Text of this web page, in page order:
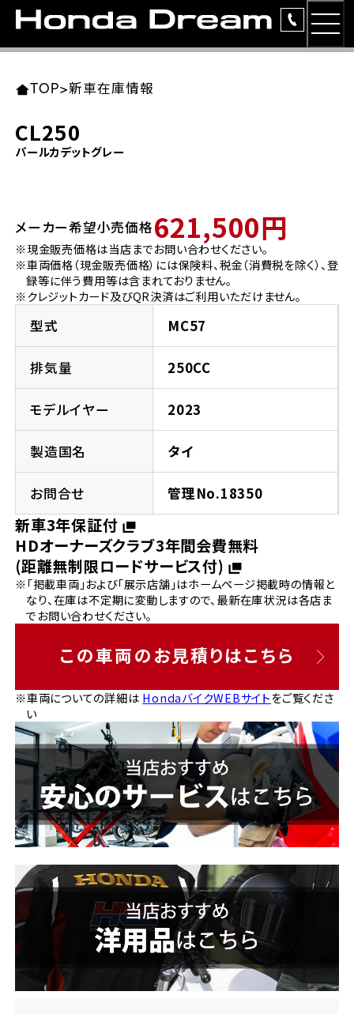
ラインアップ
レンタルバイク
洋用品
イベント
法人向けサービス
お問い合わせ
TOP>新車在庫情報
CL250
パールカデットグレー
メーカー希望小売価格621,500円
※現金販売価格は当店までお問い合わせください。
※車両価格（現金販売価格）には保険料、税金（消費税を除く）、登
録等に伴う費用等は含まれておりません。
※クレジットカード及びQR決済はご利用いただけません。
型式 MC57
排気量 250CC
モデルイヤー 2023
製造国名 タイ
お問合せ 管理No.18350
新車3年保証付
HDオーナーズクラブ3年間会費無料
(距離無制限ロードサービス付)
※「掲載車両」および「展示店舗」はホームページ掲載時の情報と
なり、在庫は不定期に変動しますので、最新在庫状況は各店ま
でお問い合わせください。
この車両のお見積りはこちら
※車両についての詳細は HondaバイクWEBサイトをご覧くださ
い
東北エリア 店舗一覧
岩手県
宮城県
ホンダドリーム 仙台泉
ホンダドリーム 宮城岩沼
福島県
ホンダドリーム 郡山
関東エリア 店舗一覧
東京都
ホンダドリーム 西東京
ホンダドリーム 練馬
ホンダドリーム 板橋
ホンダドリーム 葛飾
ホンダドリーム 大田
ホンダドリーム 立川
神奈川県
ホンダドリーム 磯子
ホンダドリーム 横浜都筑
ホンダドリーム 横浜緑
千葉県
ホンダドリーム 船橋
ホンダドリーム 松戸
ホンダドリーム 蘇我
埼玉県
中部エリア 店舗一覧
愛知県
ホンダドリーム 名古屋南
ホンダドリーム 小牧
ホンダドリーム 名古屋東
ホンダドリーム 一宮
ホンダドリーム 豊橋
ホンダドリーム 名古屋上小田井
岐阜県
ホンダドリーム 岐阜
近畿エリア 店舗一覧
大阪府
ホンダドリーム 箕面
ホンダドリーム 藤井寺
ホンダドリーム 東淀川
ホンダドリーム 豊中
京都府
ホンダドリーム 京都北山
兵庫県
ホンダドリーム 神戸灘
ホンダドリーム 尼崎
ホンダドリーム 姫路
ホンダドリーム 西宮甲子園
奈良県
ホンダドリーム 奈良
中国・四国エリア 店舗一覧
岡山県
広島県
ホンダドリーム 広島
ホンダドリーム 福山
徳島県
ホンダドリーム 徳島
香川県
ホンダドリーム 高松
高知県
九州エリア 店舗一覧
福岡県
ホンダドリーム 福岡東
ホンダドリーム 久留米
ホンダドリーム 福岡春日
ホンダドリーム 福岡西
熊本県